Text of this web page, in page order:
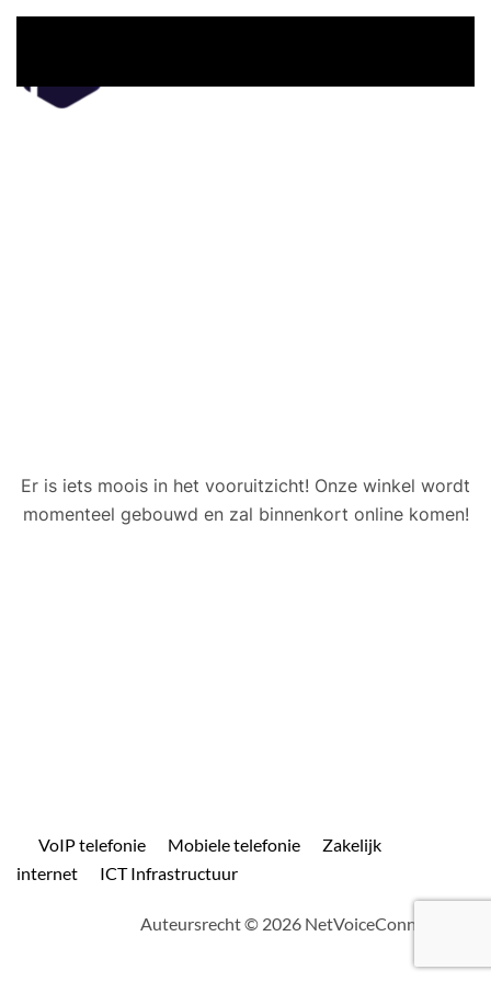
Er is iets moois in het vooruitzicht! Onze winkel wordt
momenteel gebouwd en zal binnenkort online komen!
VoIP telefonie Mobiele telefonie
Zakelijk
internet
ICT Infrastructuur
Auteursrecht © 2026 NetVoiceConnect.com